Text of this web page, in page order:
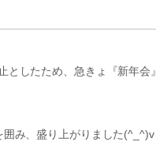
したため、急きょ『新年会』
み、盛り上がりました(^_^)v